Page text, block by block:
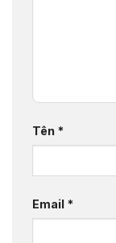
Tên *
Email *